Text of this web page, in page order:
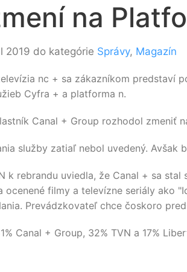
na
2019 do kategórie Správy, Magazín
nc + sa zákazníkom predstaví
Cyfra + a platforma n.
Canal + Group rozhodol zmeniť
služby zatiaľ nebol uvedený.
k rebrandu uviedla, že Canal + sa
filmy a televízne seriály ako
Prevádzkovateľ chce čoskoro
Canal + Group, 32% TVN a 17%